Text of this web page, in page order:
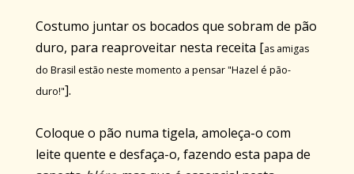
Costumo juntar os bocados que sobram de pão
duro, para reaproveitar nesta receita [as amigas
do Brasil estão neste momento a pensar "Hazel é pão-
duro!"].
Coloque o pão numa tigela, amoleça-o com
leite quente e desfaça-o, fazendo esta papa de